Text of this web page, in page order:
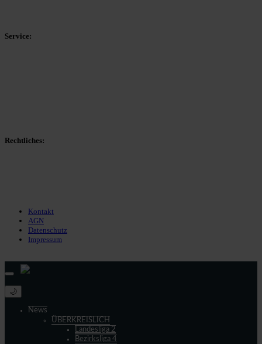
Service:
Rechtliches:
Kontakt
AGN
Datenschutz
Impressum
🌙
News
ÜBERKREISLICH
Landesliga 2
Bezirksliga 4